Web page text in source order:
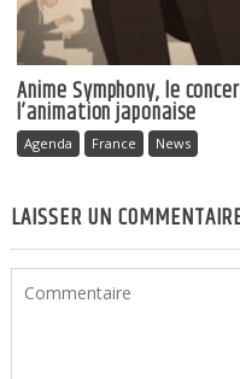
Anime Symphony, le
l’animation japonaise
Agenda France News
LAISSER UN